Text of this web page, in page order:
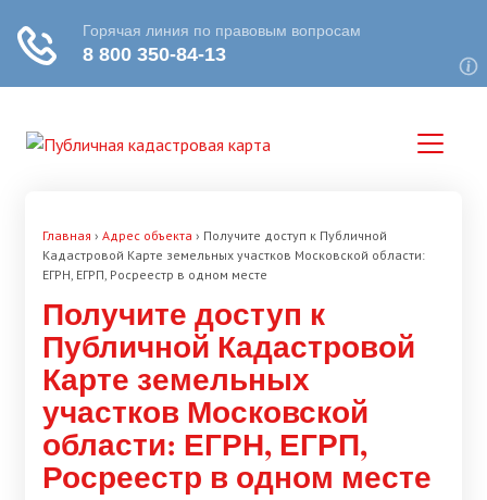
Главная › Адрес объекта › Получите доступ к Публичной
Кадастровой Карте земельных участков Московской области:
ЕГРН, ЕГРП, Росреестр в одном месте
Получите доступ к
Публичной Кадастровой
Карте земельных
участков Московской
области: ЕГРН, ЕГРП,
Росреестр в одном месте